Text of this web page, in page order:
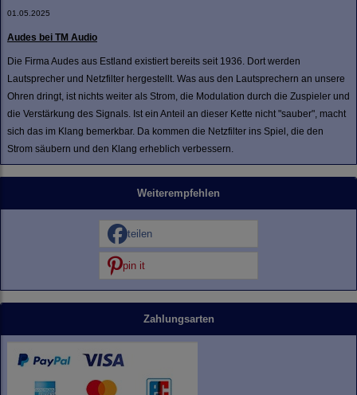
01.05.2025
Audes bei TM Audio
Die Firma Audes aus Estland existiert bereits seit 1936. Dort werden
Lautsprecher und Netzfilter hergestellt. Was aus den Lautsprechern an unsere
Ohren dringt, ist nichts weiter als Strom, die Modulation durch die Zuspieler und
die Verstärkung des Signals. Ist ein Anteil an dieser Kette nicht "sauber", macht
sich das im Klang bemerkbar. Da kommen die Netzfilter ins Spiel, die den
Strom säubern und den Klang erheblich verbessern.
Weiterempfehlen
teilen
pin it
Zahlungsarten